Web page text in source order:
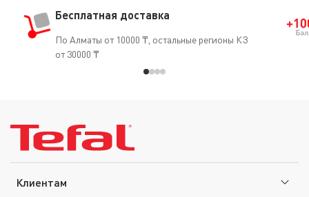
Бесплатная доставка
По Алматы от 10000 ₸, остальные регионы КЗ
от 30000 ₸
Клиентам